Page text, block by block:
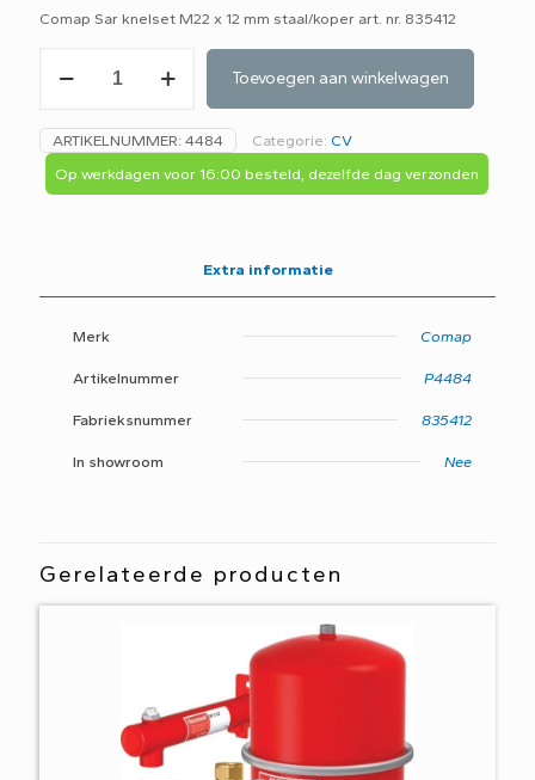
Comap Sar knelset M22 x 12 mm staal/koper art. nr. 835412
knelset
x
12
mm
staal/koper
Toevoegen aan winkelwagen
ARTIKELNUMMER: 4484 Categorie: CV
Op werkdagen voor 16:00 besteld, dezelfde dag verzonden
Extra informatie
Merk Comap
Artikelnummer P4484
Fabrieksnummer 835412
In showroom Nee
Gerelateerde producten